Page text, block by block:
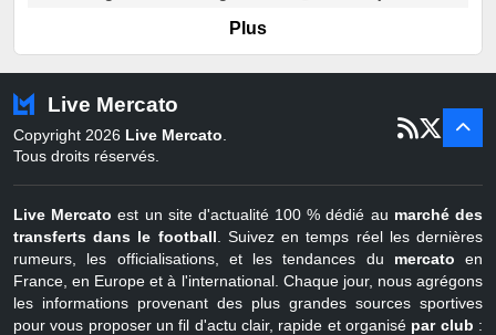
Portugal
Pays-Bas
22 juin - 2 sept
Belgique
juil - 31
Plus
Live Mercato
Copyright 2026 Live Mercato
Tous droits réservés.
Live Mercato est un site d'actualité 100 % dédié au marché des
transferts dans le football . Suivez en temps réel les dernières
rumeurs, les officialisations, et les tendances du mercato en
France, en Europe et à l'international. Chaque jour, nous agrégons
les informations provenant des plus grandes sources sportives
pour vous proposer un fil d'actu clair, rapide et organisé par club :